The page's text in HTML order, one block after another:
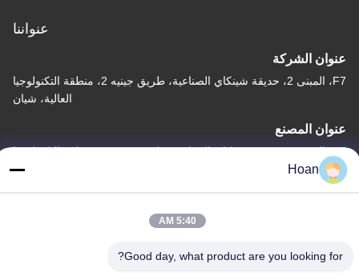
عنواننا
عنوان الشركة
F7، المبنى 2، حديقة شينكاي الصناعية، طريق جينيه 2، منطقة التكنولوجيا
العالية، شيان
عنوان المصنع
F7، المبنى 2، حديقة شينكاي الصناعية، طريق جينيه 2، منطقة التكنولوجيا
العالية، شيان
Hoan
5:40 AM
Good day, what product are you looking for?